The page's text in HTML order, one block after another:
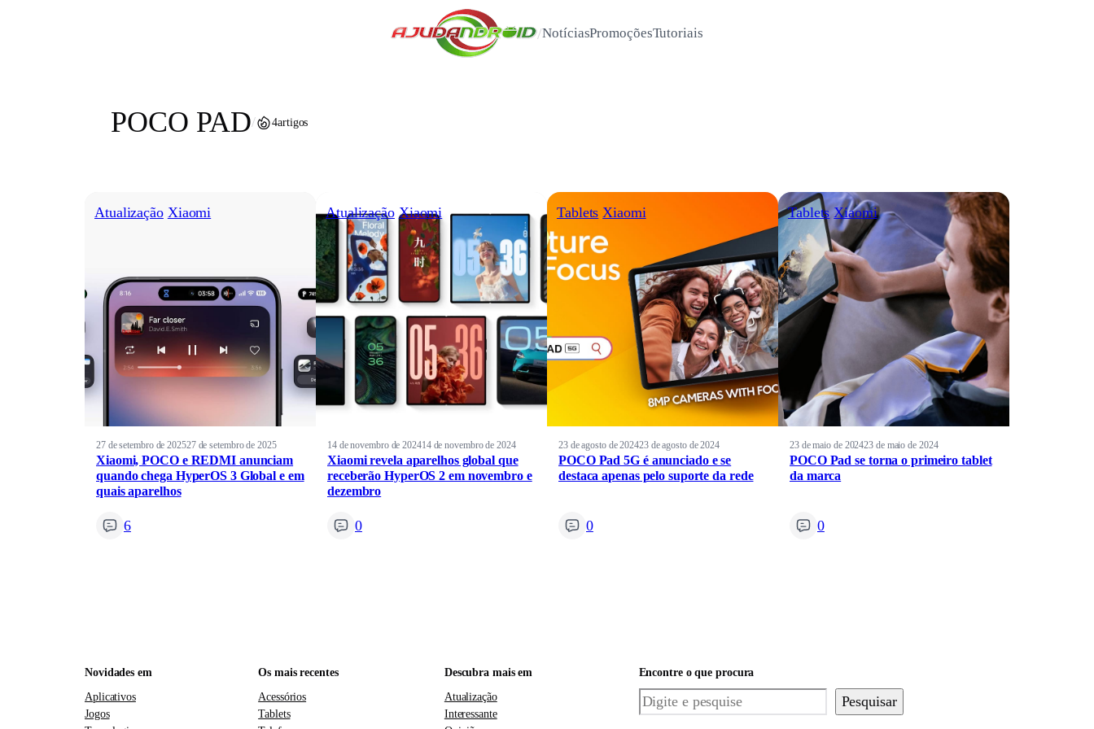
/NotíciasPromoçõesTutoriais
POCO PAD/ 4artigos
Atualização Xiaomi
27 de setembro de 202527 de setembro de 2025
Xiaomi, POCO e REDMI anunciam
quando chega HyperOS 3 Global e em
quais aparelhos
6
Atualização Xiaomi
14 de novembro de 202414 de novembro de 2024
Xiaomi revela aparelhos global que
receberão HyperOS 2 em novembro e
dezembro
0
Tablets Xiaomi
23 de agosto de 202423 de agosto de 2024
POCO Pad 5G é anunciado e se
destaca apenas pelo suporte da rede
0
Tablets Xiaomi
23 de maio de 202423 de maio de 2024
POCO Pad se torna o primeiro tablet
da marca
0
Novidades em
Aplicativos
Jogos
Os mais recentes
Acessórios
Tablets
Descubra mais em
Atualização
Interessante
Encontre o que procura
Pesquisar Pesquisar